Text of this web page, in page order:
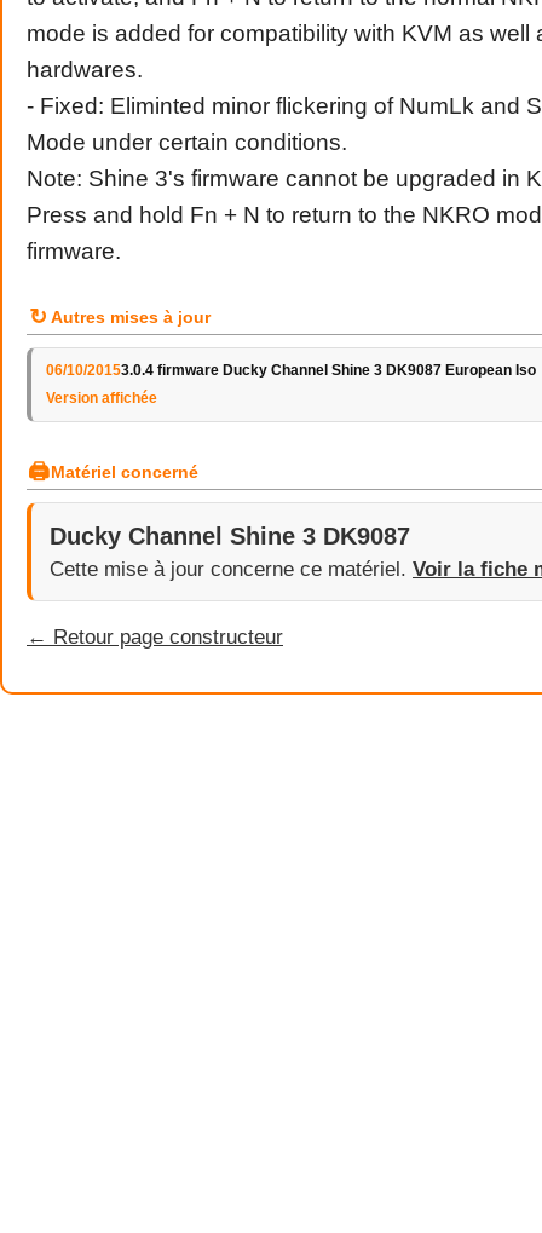
mode is added for compatibility with KVM as well
hardwares.
- Fixed: Eliminted minor flickering of NumLk and
Mode under certain conditions.
Note: Shine 3's firmware cannot be upgraded in
Press and hold Fn + N to return to the NKRO
firmware.
↻ Autres mises à jour
06/10/20153.0.4 firmware Ducky Channel Shine 3 DK9087 European Iso
Version affichée
🖨Matériel concerné
Ducky Channel Shine 3 DK9087
Cette mise à jour concerne ce matériel. Voir la fiche
← Retour page constructeur